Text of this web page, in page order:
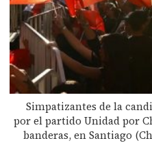
Simpatizantes de la
por el partido Unidad por
banderas, en Santiago